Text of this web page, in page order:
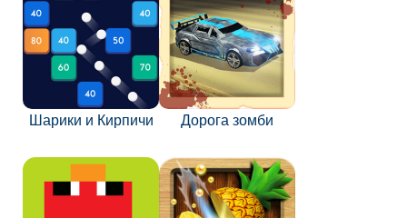
Шарики и Кирпичи Дорога зомби